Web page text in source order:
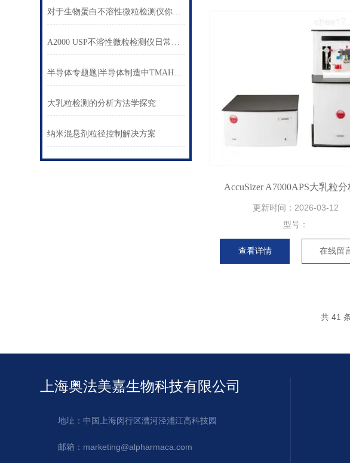
对于生物蛋白不溶性微粒检测仪你还不了解吗？
A2000 USP不溶性微粒检测仪日常维护Tips
半导体专题题|半导体制造中TMAH浓度监测：从离线取样到在线分析的技术演进
大乳粒检测的分析方法学探究
纳米混悬剂粒径控制解决方案
AccuSizer A7000APS大乳粒分
更新时间： 2026-03-12
型号：
查看详情 在线留
共 41
上海奥法美嘉生物科技有限公司
地址：中国上海闵行区漕河泾浦江高科技园
邮箱：marketing@alpharmaca.com